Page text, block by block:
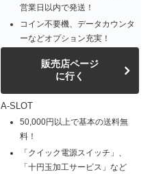
営業日以内で発送！
コイン不要機、データカウンタ
ーなどオプション充実！
販売店ページ
に行く
A-SLOT
50,000円以上で基本の送料無
料！
「クイック電源スイッチ」、
「十円玉加工サービス」など